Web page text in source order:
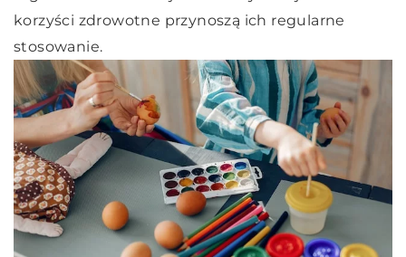
korzyści zdrowotne przynoszą ich regularne
stosowanie.